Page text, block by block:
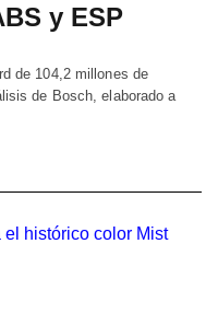
y ESP
de 104,2 millones de
de Bosch, elaborado a